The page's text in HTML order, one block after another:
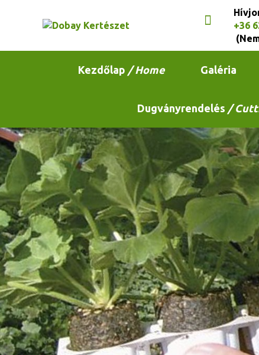
+36
Kezdőlap / Home Galéria
Dugványrendelés /